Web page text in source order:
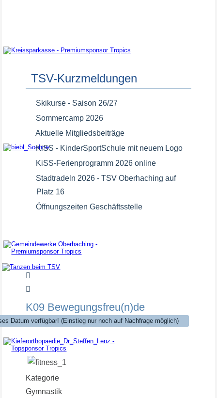
Tanzen beim TSV
Topsponsor
TSV-Kurzmeldungen
Skikurse - Saison 26/27
Sommercamp 2026
Aktuelle Mitgliedsbeiträge
KiSS - KinderSportSchule mit neuem Logo
KiSS-Ferienprogramm 2026 online
Stadtradeln 2026 - TSV Oberhaching auf
Platz 16
Öffnungszeiten Geschäftsstelle
K09 Bewegungsfreu(n)de
Datum verfügbar! (Einstieg nur noch auf Nachfrage möglich)
Kategorie
Gymnastik